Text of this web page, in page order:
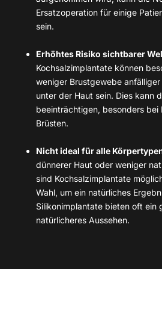
Ersatzoperation für einige
sein.
Erhöhtes Risiko sichtbarer
Kochsalzimplantate können
weniger Brustgewebe
unter der Haut sein. Dies kann
beeinträchtigen, besonders bei
Brüsten.
Nicht ideal für alle
dünnerer Haut oder weniger
sind Kochsalzimplantate
Wahl, um ein natürliches
Silikonimplantate bieten oft ein
natürlicheres Aussehen.